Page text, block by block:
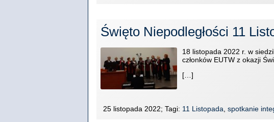
Święto Niepodległości 11
18 listopada 2022 r. w
członków EUTW z okazji
[…]
25 listopada 2022; Tagi: 11 Listopada spotkanie